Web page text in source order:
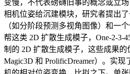
变慢，不代表磅礴旧事的概念或立
相机位姿给沉建模块，研究者提出
（如分阶段预测多视角图像）和一
帮这类 2D 扩散生成模子，One-2-3-
制的 2D 扩散生成模子，这些成果的
Magic3D 和 ProlificDreamer）。实